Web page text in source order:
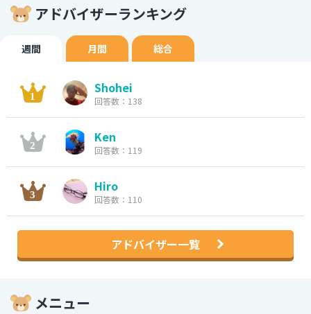
アドバイザーランキング
週間 月間 総合
Shohei
回答数：138
Ken
回答数：119
Hiro
回答数：110
アドバイザー一覧
メニュー